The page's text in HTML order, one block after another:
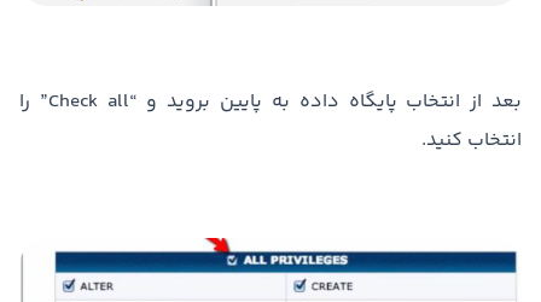
بعد از انتخاب پایگاه داده به پایین بروید و “Check all” را
انتخاب کنید.